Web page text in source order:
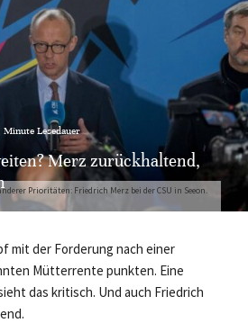
Prioritäten: Friedrich Merz bei der CSU in Seeon.
Minute Lesedauer
Merz zurückhaltend,
mit der Forderung nach einer
Mütterrente punkten. Eine
das kritisch. Und auch Friedrich